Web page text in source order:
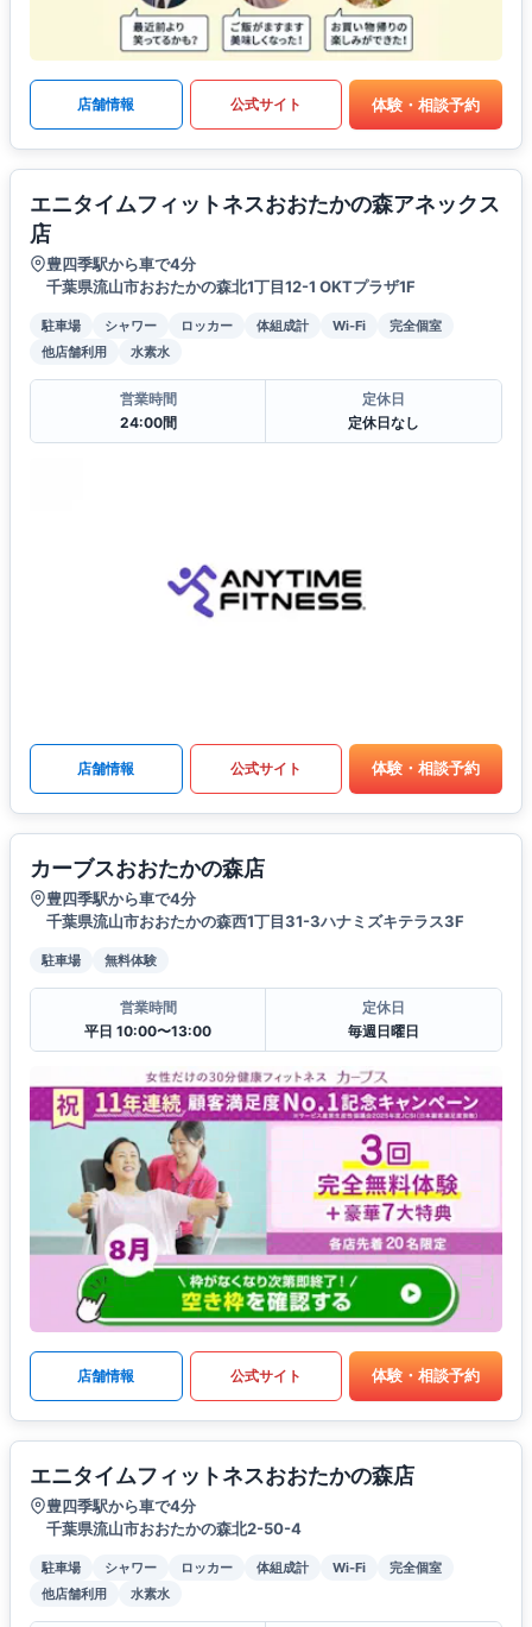
店舗情報 公式サイト 体験・相談予約
エニタイムフィットネスおおたかの森アネックス
店
豊四季駅から車で4分
千葉県流山市おおたかの森北1丁目12-1 OKTプラザ1F
駐車場 シャワー ロッカー 体組成計 Wi-Fi
完全個室
他店舗利用
水素水
営業時間
24:00間
定休日
定休日なし
店舗情報 公式サイト 体験・相談予約
カーブスおおたかの森店
豊四季駅から車で4分
千葉県流山市おおたかの森西1丁目31-3ハナミズキテラス3F
駐車場 無料体験
営業時間
平日 10:00〜13:00
定休日
毎週日曜日
店舗情報 公式サイト 体験・相談予約
エニタイムフィットネスおおたかの森店
豊四季駅から車で4分
千葉県流山市おおたかの森北2-50-4
駐車場 シャワー ロッカー 体組成計 Wi-Fi
完全個室
他店舗利用
水素水